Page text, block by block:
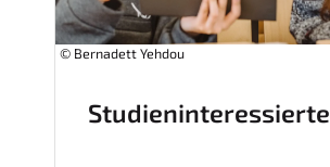
© Bernadett Yehdou
Studieninteressierte